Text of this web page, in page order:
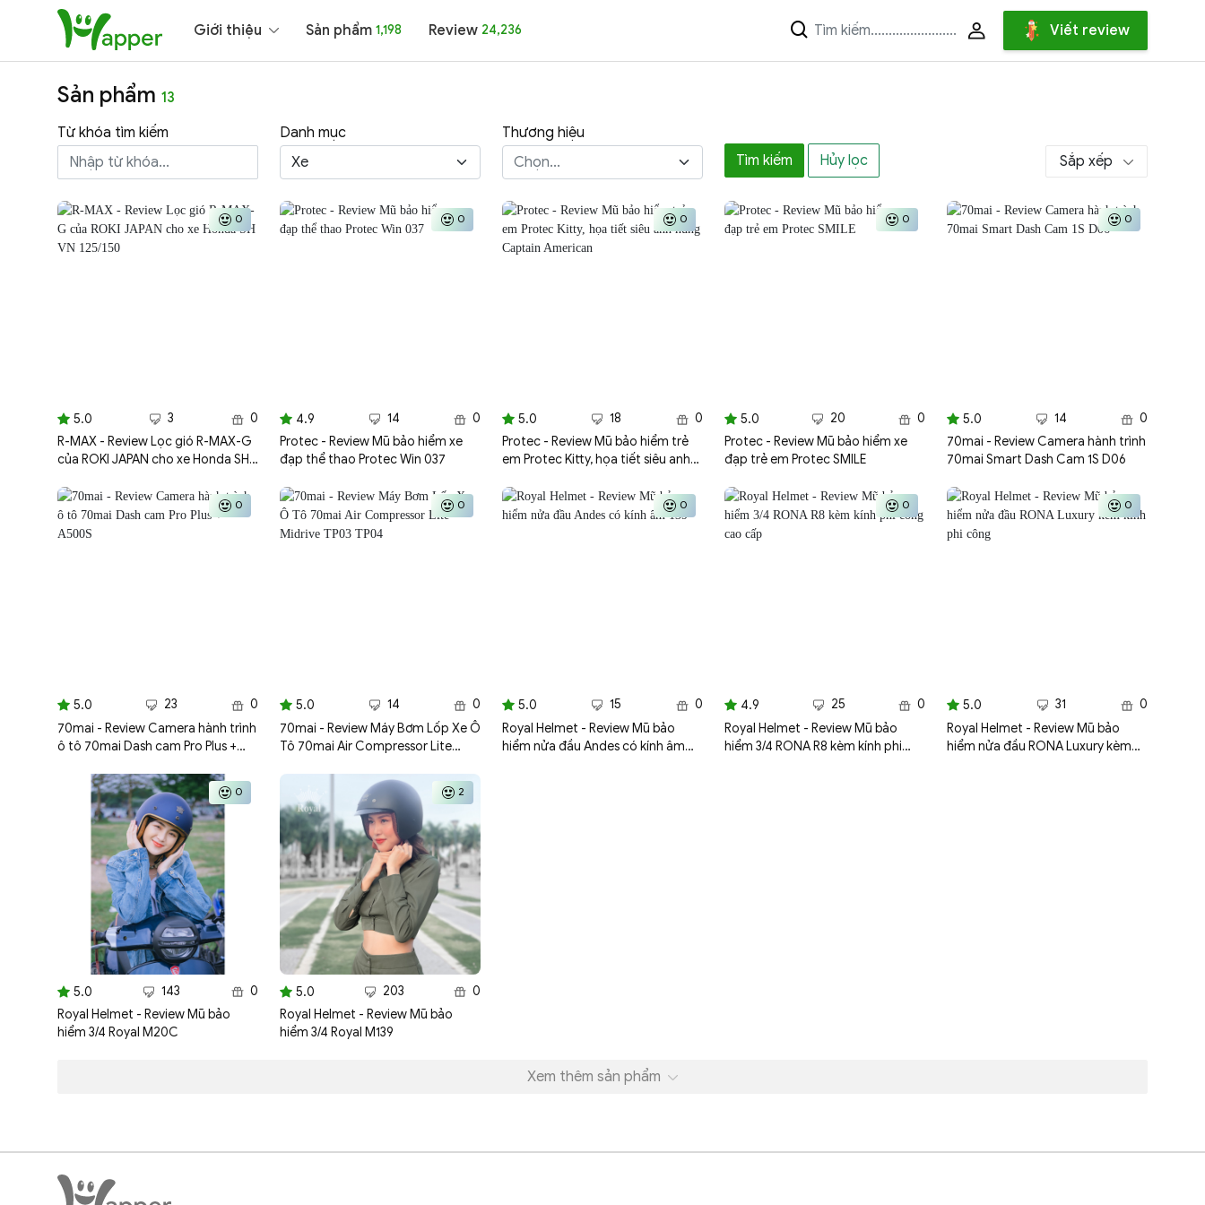
Giới thiệu Sản phẩm 1,198 Review 24,236 Viết review
Sản phẩm 13
Từ khóa tìm kiếm
Danh mục
Xe
Thương hiệu
Chọn...
Tìm kiếm Hủy lọc Sắp xếp
0
5.0 3
0
R-MAX - Review Lọc gió R-MAX-G
của ROKI JAPAN cho xe Honda SH
0
4.9 14
0
Protec - Review Mũ bảo hiểm xe
đạp thể thao Protec Win 037
0
5.0 18
0
Protec - Review Mũ bảo hiểm trẻ
em Protec Kitty, họa tiết siêu anh
0
5.0 20
0
Protec - Review Mũ bảo hiểm xe
đạp trẻ em Protec SMILE
0
5.0 14
0
70mai - Review Camera hành trình
70mai Smart Dash Cam 1S D06
0
5.0 23
0
70mai - Review Camera hành trình
ô tô 70mai Dash cam Pro Plus +
0
5.0 14
0
70mai - Review Máy Bơm Lốp Xe Ô
Tô 70mai Air Compressor Lite
0
5.0 15
0
Royal Helmet - Review Mũ bảo
hiểm nửa đầu Andes có kính âm
0
4.9 25
0
Royal Helmet - Review Mũ bảo
hiểm 3/4 RONA R8 kèm kính phi
0
5.0 31
0
Royal Helmet - Review Mũ bảo
hiểm nửa đầu RONA Luxury kèm
0
5.0 143
0
Royal Helmet - Review Mũ bảo
hiểm 3/4 Royal M20C
2
5.0 203
0
Royal Helmet - Review Mũ bảo
hiểm 3/4 Royal M139
Xem thêm sản phẩm